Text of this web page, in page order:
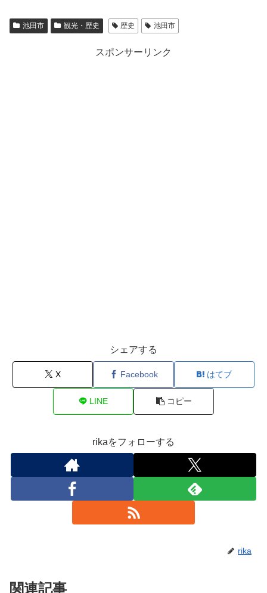
池田市 観光・歴史 歴史 池田市
スポンサーリンク
シェアする
X Facebook はてブ
LINE コピー
rikaをフォローする
rika
関連記事